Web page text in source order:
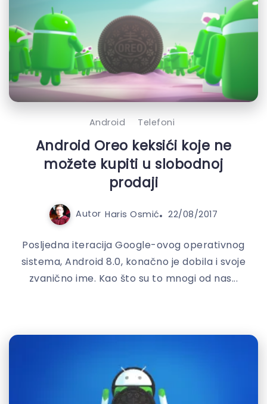
Android Telefoni
Android Oreo keksići koje ne
možete kupiti u slobodnoj
prodaji
Autor Haris Osmić 22/08/2017
Posljedna iteracija Google-ovog operativnog
sistema, Android 8.0, konačno je dobila i svoje
zvanično ime. Kao što su to mnogi od nas...